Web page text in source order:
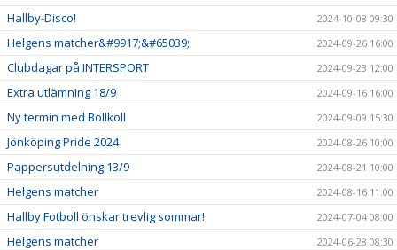
Hallby-Disco!
2024-10-08 09:30
Helgens matcher&#9917;&#65039; 2024-09-26 16:00
Clubdagar på INTERSPORT 2024-09-23 12:00
Extra utlämning 18/9 2024-09-16 16:00
Ny termin med Bollkoll 2024-09-09 15:30
Jönköping Pride 2024 2024-08-26 10:00
Pappersutdelning 13/9 2024-08-21 10:00
Helgens matcher 2024-08-16 11:00
Hallby Fotboll önskar trevlig sommar! 2024-07-04 08:00
Helgens matcher 2024-06-28 08:30